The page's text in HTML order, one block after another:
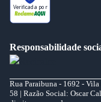
Verificada por
Responsabilidade
Rua Paraibuna - 1692 -
58 | Razão Social: Oscar